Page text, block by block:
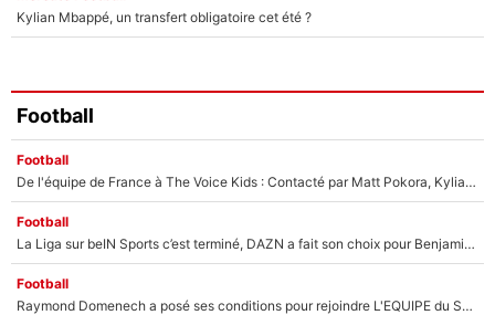
Kylian Mbappé, un transfert obligatoire cet été ?
Football
Football
De l'équipe de France à The Voice Kids : Contacté par Matt Pokora, Kylian Mbappé a accepté de jouer un rôle inédit sur TF1 !
Football
La Liga sur beIN Sports c’est terminé, DAZN a fait son choix pour Benjamin Da Silva et Omar Da Fonseca !
Football
Raymond Domenech a posé ses conditions pour rejoindre L'EQUIPE du Soir : Il refuse de faire l'émission avec un autre chroniqueur !